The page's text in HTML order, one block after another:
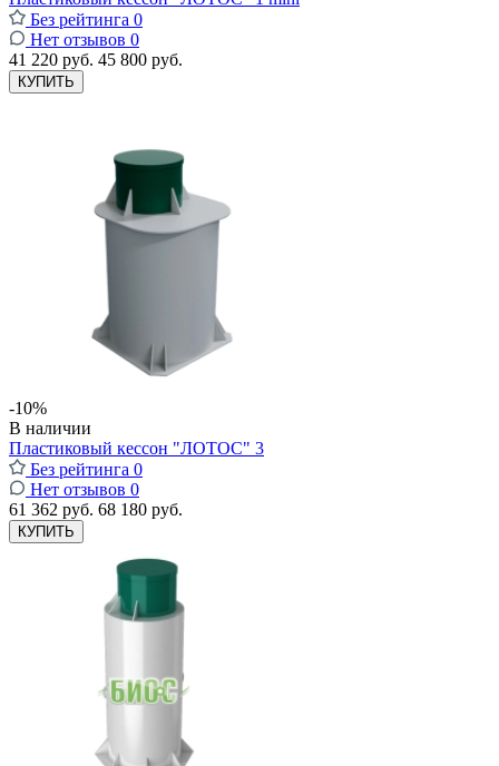
Без рейтинга 0
Нет отзывов 0
41 220 руб. 45 800 руб.
КУПИТЬ
-10%
В наличии
Пластиковый кессон "ЛОТОС" 3
Без рейтинга 0
Нет отзывов 0
61 362 руб. 68 180 руб.
КУПИТЬ